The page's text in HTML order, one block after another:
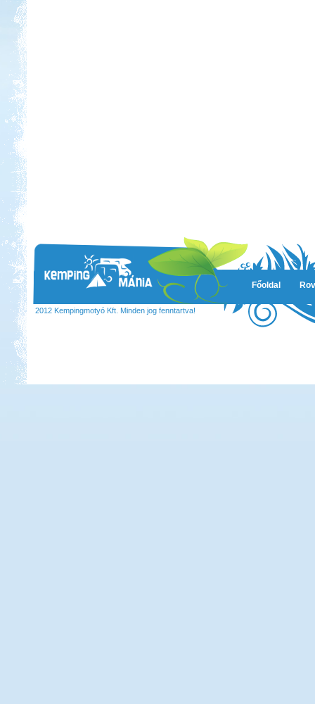
Főoldal
2012 Kempingmotyó Kft. Minden jog fenntartva!